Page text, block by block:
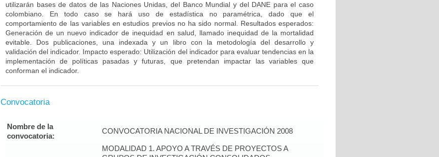
utilizarán bases de datos de las Naciones Unidas, del Banco Mundial y del DANE para el caso
colombiano. En todo caso se hará uso de estadística no paramétrica, dado que el
comportamiento de las variables en estudios previos no ha sido normal. Resultados esperados:
Generación de un nuevo indicador de inequidad en salud, llamado inequidad de la mortalidad
evitable. Dos publicaciones, una indexada y un libro con la metodología del desarrollo y
validación del indicador. Impacto esperado: Utilización del indicador para evaluar tendencias en la
implementación de políticas pasadas y futuras, que pretendan impactar las variables que
conforman el indicador.
Convocatoria
Nombre de la
convocatoria:
CONVOCATORIA NACIONAL DE INVESTIGACIÓN 2008
MODALIDAD 1. APOYO A TRAVÉS DE PROYECTOS A